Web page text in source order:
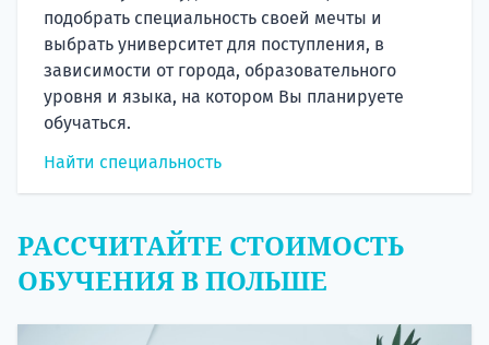
подобрать специальность своей мечты и
выбрать университет для поступления, в
зависимости от города, образовательного
уровня и языка, на котором Вы планируете
обучаться.
Найти специальность
РАССЧИТАЙТЕ СТОИМОСТЬ
ОБУЧЕНИЯ В ПОЛЬШЕ